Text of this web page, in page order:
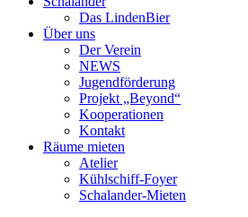
Das LindenBier
Über uns
Der Verein
NEWS
Jugendförderung
Projekt „Beyond“
Kooperationen
Kontakt
Räume mieten
Atelier
Kühlschiff-Foyer
Schalander-Mieten